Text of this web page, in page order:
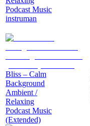
Podcast Music
instruman
Bliss – Calm
Background
Ambient /
Relaxing
Podcast Music
(Extended)